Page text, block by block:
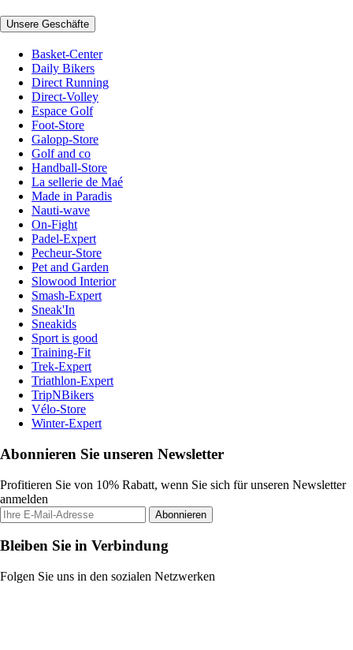
Unsere Geschäfte
Basket-Center
Daily Bikers
Direct Running
Direct-Volley
Espace Golf
Foot-Store
Galopp-Store
Golf and co
Handball-Store
La sellerie de Maé
Made in Paradis
Nauti-wave
On-Fight
Padel-Expert
Pecheur-Store
Pet and Garden
Slowood Interior
Smash-Expert
Sneak'In
Sneakids
Sport is good
Training-Fit
Trek-Expert
Triathlon-Expert
TripNBikers
Vélo-Store
Winter-Expert
Abonnieren Sie unseren Newsletter
Profitieren Sie von 10% Rabatt, wenn Sie sich für unseren Newsletter
anmelden
Abonnieren
Bleiben Sie in Verbindung
Folgen Sie uns in den sozialen Netzwerken